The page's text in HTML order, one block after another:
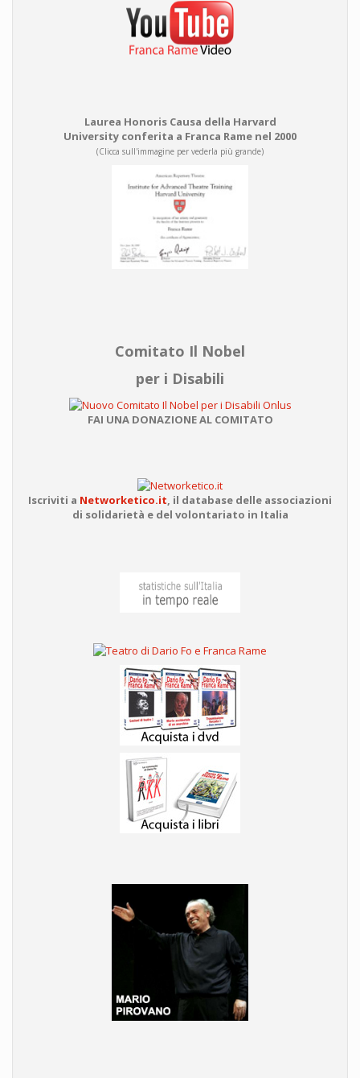
Laurea Honoris Causa della Harvard
University conferita a Franca Rame nel 2000
(Clicca sull'immagine per vederla più grande)
Comitato Il Nobel
per i Disabili
FAI UNA DONAZIONE AL COMITATO
Iscriviti a Networketico.it, il database delle associazioni
di solidarietà e del volontariato in Italia